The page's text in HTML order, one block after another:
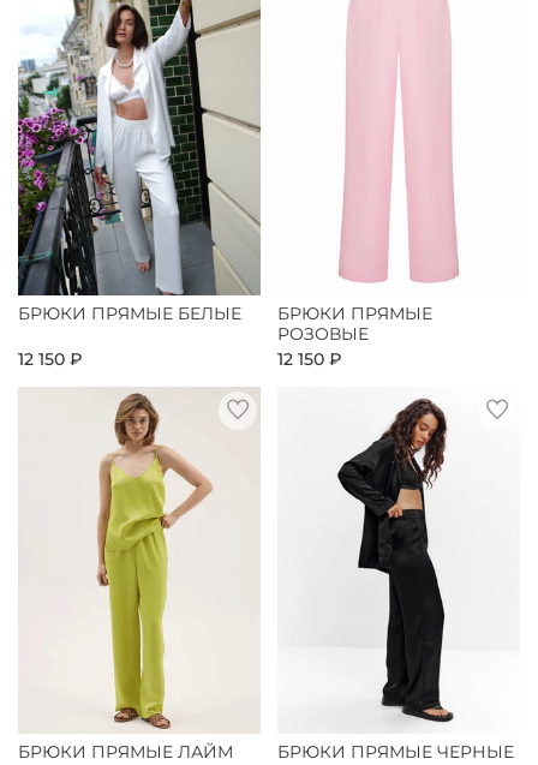
БРЮКИ ПРЯМЫЕ БЕЛЫЕ
12 150 ₽
БРЮКИ ПРЯМЫЕ
РОЗОВЫЕ
12 150 ₽
БРЮКИ ПРЯМЫЕ ЛАЙМ
БРЮКИ ПРЯМЫЕ ЧЕРНЫЕ